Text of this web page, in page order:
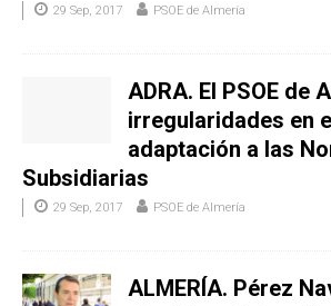
29 Sep, 2017 PSOE de Almería
ADRA. El PSOE de
irregularidades en
adaptación a las
Subsidiarias
29 Sep, 2017 PSOE de Almería
ALMERÍA. Pérez